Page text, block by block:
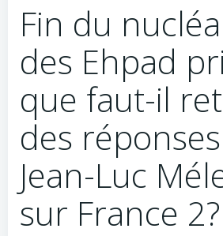
Fin du
des Ehpad
que faut-il
des
Jean-Luc
sur France 2?